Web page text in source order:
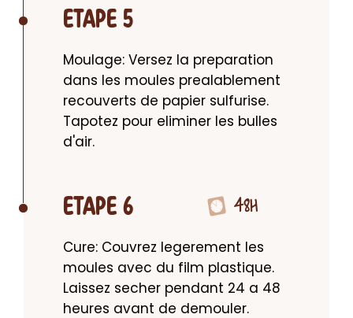
ETAPE 5
Moulage: Versez la preparation
dans les moules prealablement
recouverts de papier sulfurise.
Tapotez pour eliminer les bulles
d'air.
ETAPE 6 48H
Cure: Couvrez legerement les
moules avec du film plastique.
Laissez secher pendant 24 a 48
heures avant de demouler.